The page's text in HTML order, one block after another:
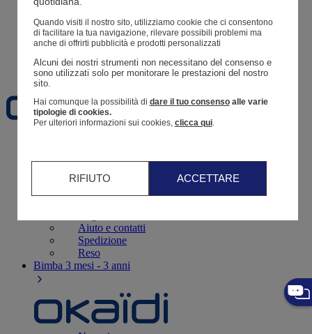
Resoconto di un ordine
Carrello
Preferiti
Aiuto e contatti
Spedizione
Reso
Bimba 3 mesi - 3 anni
Quando visiti il ​​nostro sito, utilizziamo cookie che ci consentono
di facilitare la tua navigazione, rilevare possibili problemi ma
anche di offrirti pubblicità e prodotti personalizzati
Alcuni dei nostri strumenti non necessitano del consenso e
sono utilizzati solo per monitorare le prestazioni del nostro
sito.
Hai comunque la possibilità di dare il tuo consensoalle varie
tipologie di cookies.
Per ulteriori informazioni sui cookies, clicca qui.
RIFIUTO ACCETTARE